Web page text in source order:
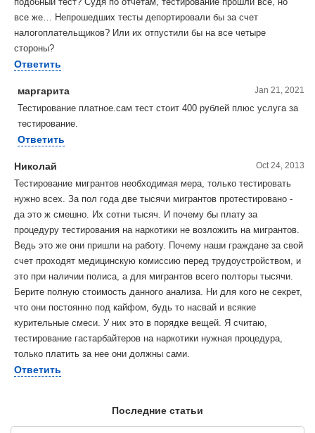
все же… Непрошедших тесты депортировали бы за счет
налогоплательщиков? Или их отпустили бы на все четыре
стороны?
Ответить
маргарита Jan 21, 2021
Тестирование платное.сам тест стоит 400 рублей плюс услуга за
тестирование.
Ответить
Николай Oct 24, 2013
Тестирование мигрантов необходимая мера, только тестировать
нужно всех. За пол года две тысячи мигрантов протестировано -
да это ж смешно. Их сотни тысяч. И почему бы плату за
процедуру тестирования на наркотики не возложить на мигрантов.
Ведь это же они пришли на работу. Почему наши граждане за свой
счет проходят медицинскую комиссию перед трудоустройством, и
это при наличии полиса, а для мигрантов всего полторы тысячи.
Берите полную стоимость данного анализа. Ни для кого не секрет,
что они постоянно под кайфом, будь то насвай и всякие
курительные смеси. У них это в порядке вещей. Я считаю,
тестирование гастарбайтеров на наркотики нужная процедура,
только платить за нее они должны сами.
Ответить
Последние статьи